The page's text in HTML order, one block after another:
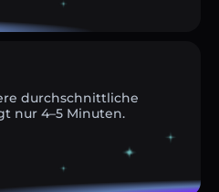
durchschnittliche
nur 4–5 Minuten.